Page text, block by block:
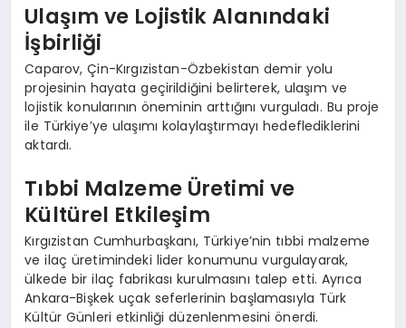
Ulaşım ve Lojistik Alanındaki
İşbirliği
Caparov, Çin-Kırgızistan-Özbekistan demir yolu
projesinin hayata geçirildiğini belirterek, ulaşım ve
lojistik konularının öneminin arttığını vurguladı. Bu proje
ile Türkiye’ye ulaşımı kolaylaştırmayı hedeflediklerini
aktardı.
Tıbbi Malzeme Üretimi ve
Kültürel Etkileşim
Kırgızistan Cumhurbaşkanı, Türkiye’nin tıbbi malzeme
ve ilaç üretimindeki lider konumunu vurgulayarak,
ülkede bir ilaç fabrikası kurulmasını talep etti. Ayrıca
Ankara-Bişkek uçak seferlerinin başlamasıyla Türk
Kültür Günleri etkinliği düzenlenmesini önerdi.